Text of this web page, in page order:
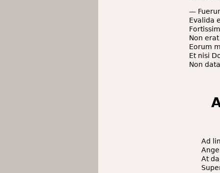
—
Evalida
Non
Eorum
Et nisi
Non
Ad
At